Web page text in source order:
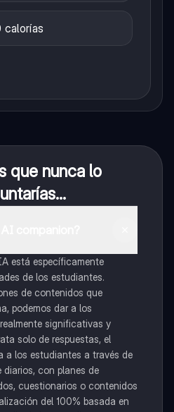
calorías
que nunca lo
está específicamente
de los estudiantes.
de contenidos que
podemos dar a los
significativas y
solo de respuestas, el
a los estudiantes a través de
diarios, con planes de
cuestionarios o contenidos
del 100% basada en